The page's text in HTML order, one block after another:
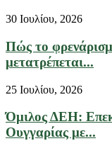
30 Ιουλίου, 2026
Πώς το
μετατρέπεται...
25 Ιουλίου, 2026
Όμιλος ΔΕΗ:
Ουγγαρίας με...